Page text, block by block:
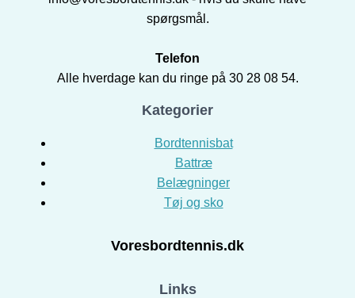
spørgsmål.
Telefon
Alle hverdage kan du ringe på 30 28 08 54.
Kategorier
Bordtennisbat
Battræ
Belægninger
Tøj og sko
Voresbordtennis.dk
Links